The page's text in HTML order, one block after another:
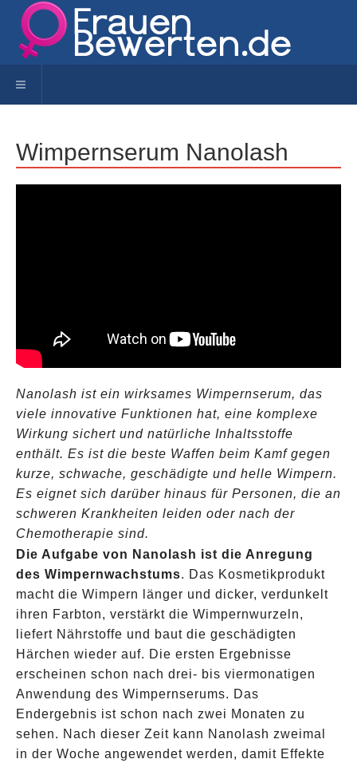
Toggle navigation
Wimpernserum Nanolash
Nanolash ist ein wirksames Wimpernserum, das
viele innovative Funktionen hat, eine komplexe
Wirkung sichert und natürliche Inhaltsstoffe
enthält. Es ist die beste Waffen beim Kamf gegen
kurze, schwache, geschädigte und helle Wimpern.
Es eignet sich darüber hinaus für Personen, die an
schweren Krankheiten leiden oder nach der
Chemotherapie sind.
Die Aufgabe von Nanolash ist die Anregung
des Wimpernwachstums. Das Kosmetikprodukt
macht die Wimpern länger und dicker, verdunkelt
ihren Farbton, verstärkt die Wimpernwurzeln,
liefert Nährstoffe und baut die geschädigten
Härchen wieder auf. Die ersten Ergebnisse
erscheinen schon nach drei- bis viermonatigen
Anwendung des Wimpernserums. Das
Endergebnis ist schon nach zwei Monaten zu
sehen. Nach dieser Zeit kann Nanolash zweimal
in der Woche angewendet werden, damit Effekte